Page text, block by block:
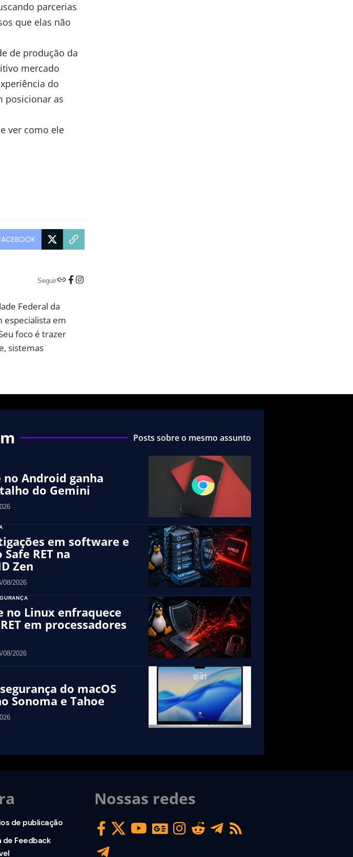
parcerias
que elas não
de produção da
mercado
do
posicionar as
ver como ele
Seguir
Federal da
especialista em
foco é trazer
sistemas
Posts sobre o mesmo assunto
no Android ganha
do Gemini
em software e
RET na
Zen
08/2026
no Linux enfraquece
em processadores
08/2026
do macOS
Sonoma e Tahoe
de publicação
de Feedback
Nossas redes